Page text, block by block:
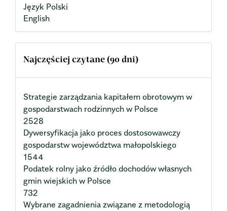
Język Polski
English
Najczęściej czytane (90 dni)
Strategie zarządzania kapitałem obrotowym w
gospodarstwach rodzinnych w Polsce
2528
Dywersyfikacja jako proces dostosowawczy
gospodarstw województwa małopolskiego
1544
Podatek rolny jako źródło dochodów własnych
gmin wiejskich w Polsce
732
Wybrane zagadnienia związane z metodologią